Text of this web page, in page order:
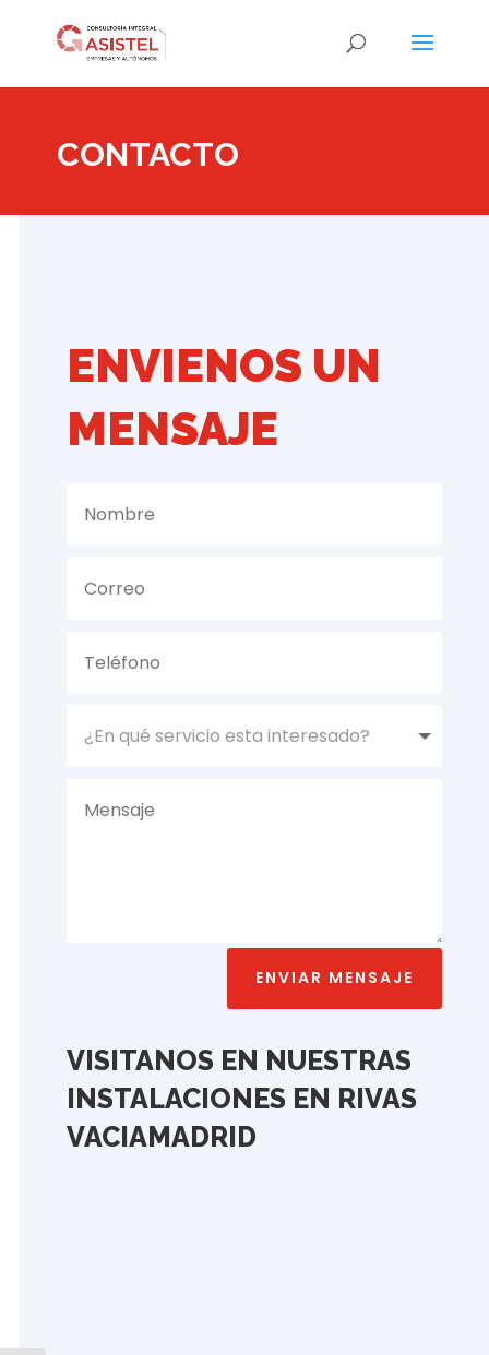
CONTACTO
ENVIENOS UN
MENSAJE
ENVIAR MENSAJE
VISITANOS EN NUESTRAS
INSTALACIONES EN RIVAS
VACIAMADRID